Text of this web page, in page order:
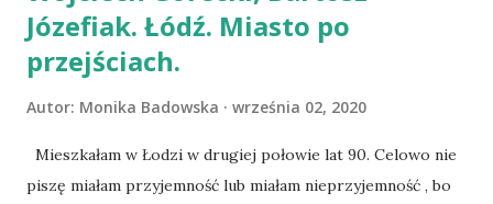
Józefiak. Łódź. Miasto po
przejściach.
Autor: Monika Badowska września 02, 2020
Mieszkałam w Łodzi w drugiej połowie lat 90. Celowo nie
piszę miałam przyjemność lub miałam nieprzyjemność , bo